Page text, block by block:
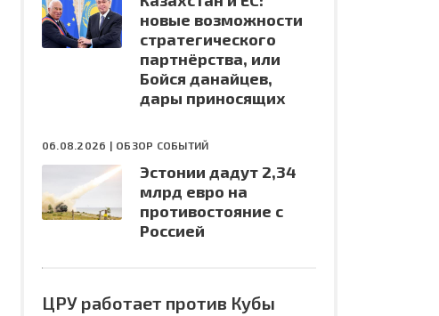
новые возможности
стратегического
партнёрства, или
Бойся данайцев,
дары приносящих
06.08.2026 | ОБЗОР СОБЫТИЙ
Эстонии дадут 2,34
млрд евро на
противостояние с
Россией
ЦРУ работает против Кубы